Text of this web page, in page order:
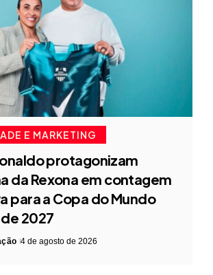
E MARKETING
protagonizam
da Rexona em contagem
para a Copa do Mundo
2027
4 de agosto de 2026